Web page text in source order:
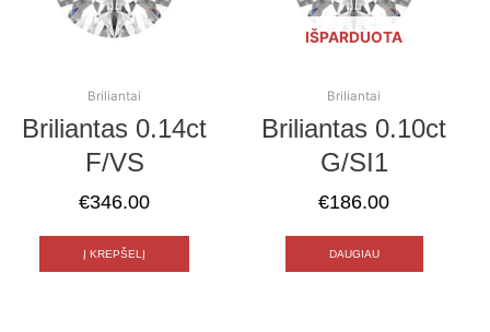
Briliantai
Briliantas 0.14ct
F/VS
€346.00
Į KREPŠELĮ
IŠPARDUOTA
Briliantai
Briliantas 0.10ct
G/SI1
€186.00
DAUGIAU